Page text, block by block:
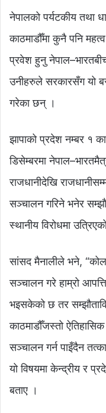
नेपालको पर्यटकीय तथा
काठमाडौँमा कुनै पनि
प्रवेश हुनु
उनीहरुले सरकारसँग यो
गरेका छन् ।
झापाको प्रदेश नम्बर १
डिसेम्बरमा
राजधानीदेखि
सञ्चालन गरिने भनेर
स्थानीय विरोधमा
सांसद मैनालीले भने,
सञ्चालन गरे हाम्रो
भइसकेको छ तर
काठमाडौँजस्तो
सञ्चालन गर्न पाइँदैन
यो विषयमा केन्द्रीय र
बताए ।